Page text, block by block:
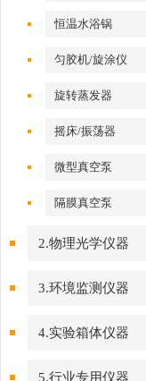
恒温水浴锅
匀胶机/旋涂仪
旋转蒸发器
摇床/振荡器
微型真空泵
隔膜真空泵
2.物理光学仪器
3.环境监测仪器
4.实验箱体仪器
5.行业专用仪器